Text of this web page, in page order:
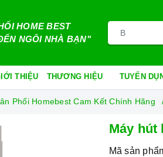
HOME BEST
NGÔI NHÀ BẠN"
THIỆU THƯƠNG HIỆU TUYỂN
Phối Homebest Cam Kết Chính Hãng
Máy hút
Mã sản